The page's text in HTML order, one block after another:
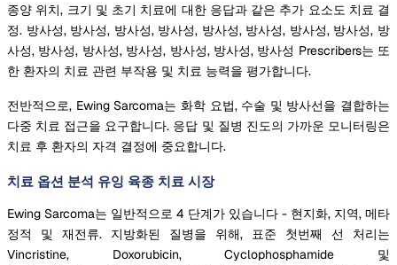
종양 위치, 크기 및 초기 치료에 대한 응답과 같은 추가 요소도 치료 결
정. 방사성, 방사성, 방사성, 방사성, 방사성, 방사성, 방사성, 방사성, 방
사성, 방사성, 방사성, 방사성, 방사성, 방사성, 방사성 Prescribers는 또
한 환자의 치료 관련 부작용 및 치료 능력을 평가합니다.
전반적으로, Ewing Sarcoma는 화학 요법, 수술 및 방사선을 결합하는
다중 치료 접근을 요구합니다. 응답 및 질병 진도의 가까운 모니터링은
치료 후 환자의 자격 결정에 중요합니다.
치료 옵션 분석 유잉 육종 치료 시장
Ewing Sarcoma는 일반적으로 4 단계가 있습니다 - 현지화, 지역, 메타
정적 및 재전류. 지방화된 질병을 위해, 표준 첫번째 선 처리는
Vincristine, Doxorubicin, Cyclophosphamide 및